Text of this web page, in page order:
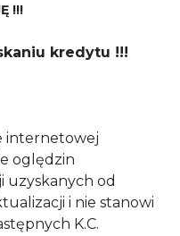
!!!
kredytu !!!
internetowej
oględzin
uzyskanych od
i nie stanowi
K.C.